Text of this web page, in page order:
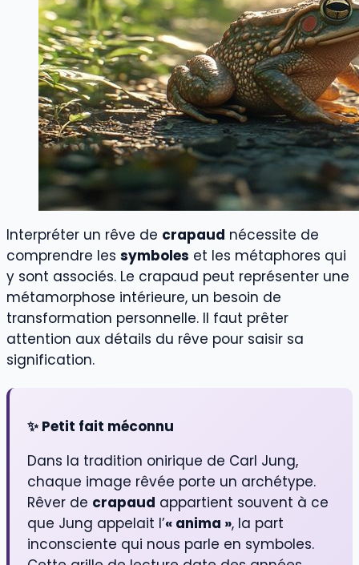
Interpréter un rêve de crapaud nécessite de
comprendre les symboles et les métaphores qui
y sont associés. Le crapaud peut représenter une
métamorphose intérieure, un besoin de
transformation personnelle. Il faut prêter
attention aux détails du rêve pour saisir sa
signification.
✨ Petit fait méconnu
Dans la tradition onirique de Carl Jung,
chaque image rêvée porte un archétype.
Rêver de crapaud appartient souvent à ce
que Jung appelait l’« anima », la part
inconsciente qui nous parle en symboles.